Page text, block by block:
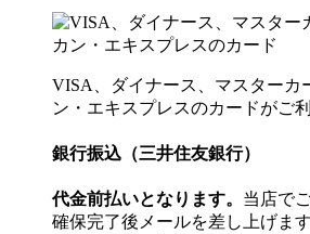
VISA、ダイナース、マスターカ
ン・エキスプレスのカードがご
銀行振込（三井住友銀行）
代金前払いとなります。 当店で
確保完了後メールを差し上げま